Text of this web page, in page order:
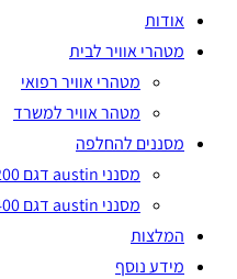
אודות
מטהרי אוויר לבית
מטהרי אוויר רפואי
מטהר אוויר למשרד
מסננים להחלפה
מסנני austin דגם HealthMate 200
מסנני austin דגם HealthMate 400
המלצות
מידע נוסף